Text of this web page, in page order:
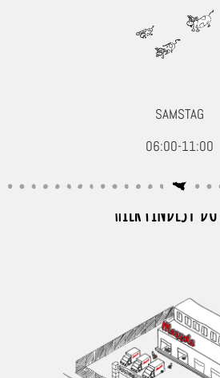
SAMSTAG
06:00-11:00
HIER FINDEST